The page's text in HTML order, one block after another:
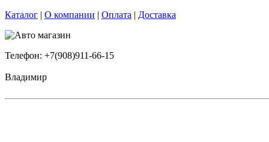
Каталог | О компании | Оплата | Доставка
Телефон: +7(908)911-66-15
Владимир